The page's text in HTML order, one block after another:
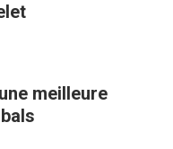
meilleure